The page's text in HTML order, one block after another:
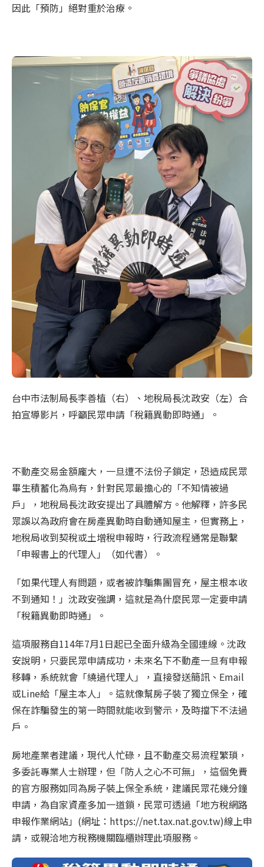
因此「預防」絕對重於治療。
台中市法制局長李善植（右）、地稅局長沈政安（左）合
拍宣導影片，呼籲民眾申請「稅籍異動即時通」。
不動產交易金額龐大，一旦遭不法份子鎖定，恐造成民眾
畢生積蓄化為烏有，針對民眾最擔心的「不知情被過
戶」，地稅局長沈政安提出了具體解方。他解釋，許多民
眾誤以為政府會在房產異動時自動通知屋主，但實務上，
地稅局收到契稅或土增稅申報時，行政流程通常是聯繫
「申報書上的代理人」（如代書）。
「如果代理人有問題，或者被詐騙集團冒充，屋主根本收
不到通知！」沈政安強調，這就是為什麼民眾一定要申請
「稅籍異動即時通」。
這項服務自114年7月1日起已全面升級為全國連線。沈政
安說明，只要民眾申請成功，未來名下不動產一旦有申報
移轉，系統就會「繞過代理人」，直接發送簡訊、Email
或Line給「屋主本人」。這就像幫房子裝了獨立保全，確
保在詐騙發生的第一時間就能收到警示，及時擋下不法過
戶。
房地產業者建議，現代人忙碌，且不動產交易流程繁瑣，
多委託專業人士辦理，但「防人之心不可無」，這個免費
的官方服務如同為房子裝上保全系統，建議民眾花幾分鐘
申請，為自家資產多加一道鎖，民眾可透過「地方稅網路
申報作業網站」(網址：https://net.tax.nat.gov.tw)線上申
請，或親洽地方稅務機關臨櫃辦理此項服務。